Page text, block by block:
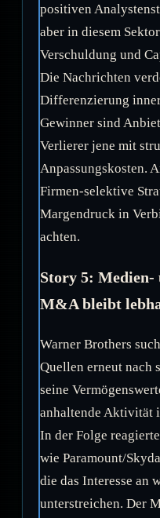
positiven
aber in diesem
Verschuldung und
Die Nachrichten
Differenzierung
Gewinner sind
Verlierer jene mit
Anpassungskosten.
Firmen-selektive
Margendruck in
achten.
Story 5:
M&A bleibt
Warner Brothers
Quellen erneut nach
seine
anhaltende Aktivität
In der Folge
wie Paramount/
die das Interesse an
unterstreichen. Der